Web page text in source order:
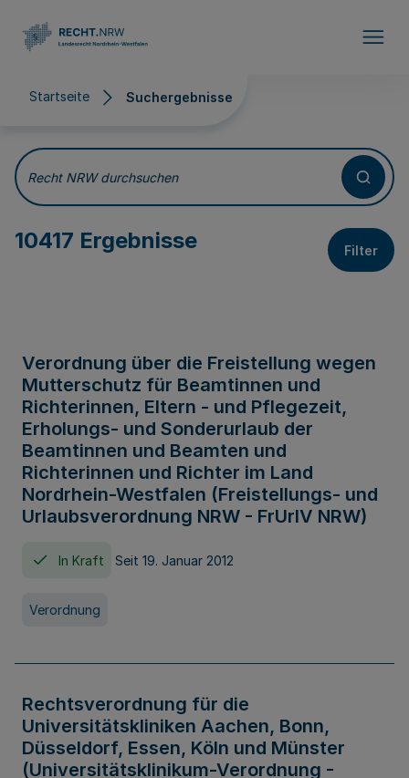
Startseite Suchergebnisse
Suchergebnisse
Recht NRW durchsuchen
10417 Ergebnisse Filter
Verordnung über die Freistellung wegen
Mutterschutz für Beamtinnen und
Richterinnen, Eltern - und Pflegezeit,
Erholungs- und Sonderurlaub der
Beamtinnen und Beamten und
Richterinnen und Richter im Land
Nordrhein-Westfalen (Freistellungs- und
Urlaubsverordnung NRW - FrUrlV NRW)
In Kraft Seit 19. Januar 2012
Verordnung
Rechtsverordnung für die
Universitätskliniken Aachen, Bonn,
Düsseldorf, Essen, Köln und Münster
(Universitätsklinikum-Verordnung -